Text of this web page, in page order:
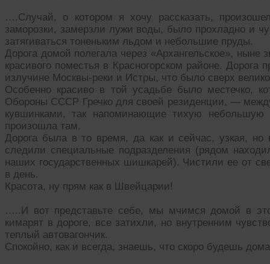
….Случай, о котором я хочу рассказать,
заморозки, замерзли лужи воды, было прохладно и
затягиваться тоненьким льдом и небольшие пруды.
Дорога домой полегала через «Архангельское»,
красивого поместья в Красногорском районе.
излучине Москвы-реки и Истры, что было сверх
Особенно красиво в той усадьбе было местечко,
Обороны СССР Гречко для своей резиденции, —
кувшинками, так напоминающие тихую
произошла там.
Дорога была в то время, да как и сейчас, узкая, но
следили специальные подразделения (рядом
наших государственных шишкарей). Чистили ее от
в день.
Красота, ну прям как в Швейцарии!
…..И вот представьте себе, мы мчимся домой в
кимарят в дороге, все затихли, но внутренним
теплый автовагончик.
Спокойно, как и всегда, знаешь, что скоро будешь